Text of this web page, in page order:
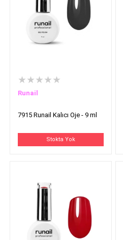
★★★★★
Runail
7915 Runail Kalıcı Oje - 9 ml
Stokta Yok